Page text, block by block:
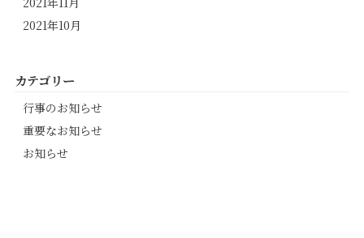
2021年10月
カテゴリー
行事のお知らせ
重要なお知らせ
お知らせ